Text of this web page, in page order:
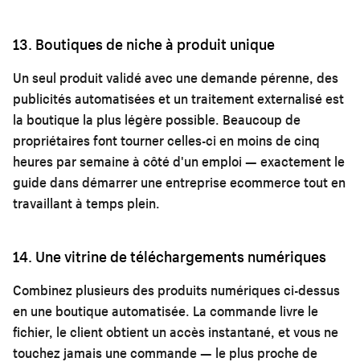
13. Boutiques de niche à produit unique
Un seul produit validé avec une demande pérenne, des
publicités automatisées et un traitement externalisé est
la boutique la plus légère possible. Beaucoup de
propriétaires font tourner celles-ci en moins de cinq
heures par semaine à côté d'un emploi — exactement le
guide dansdémarrer une entreprise ecommerce tout en
travaillant à temps plein.
14. Une vitrine de téléchargements numériques
Combinez plusieurs des produits numériques ci-dessus
en une boutique automatisée. La commande livre le
fichier, le client obtient un accès instantané, et vous ne
touchez jamais une commande — le plus proche de